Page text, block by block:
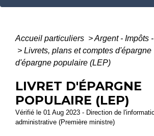
Accueil particuliers >Argent - Impôts
> Livrets, plans et comptes d'épargne
d'épargne populaire (LEP)
LIVRET D'ÉPARGNE
POPULAIRE (LEP)
Vérifié le 01 Aug 2023 - Direction de
administrative (Première ministre)